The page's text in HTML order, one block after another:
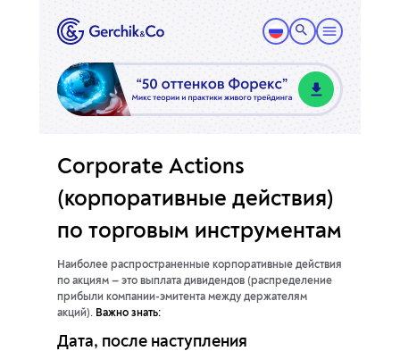
Corporate Actions
(корпоративные действия)
по торговым инструментам
Наиболее распространенные корпоративные действия
по акциям — это выплата дивидендов (распределение
прибыли компании-эмитента между держателям
акций). Важно знать:
Дата, после наступления